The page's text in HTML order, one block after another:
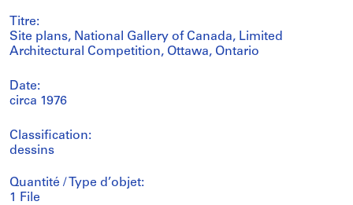
Titre:
Site plans, National Gallery of Canada, Limited
Architectural Competition, Ottawa, Ontario
Date:
circa 1976
Classification:
dessins
Quantité / Type d’objet:
1 File